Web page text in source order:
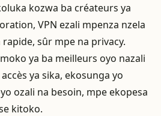
kozwa ba créateurs ya
VPN ezali mpenza nzela
rapide, sûr mpe na privacy.
ya ba meilleurs oyo nazali
ya sika, ekosunga yo
ozali na besoin, mpe ekopesa
kitoko.